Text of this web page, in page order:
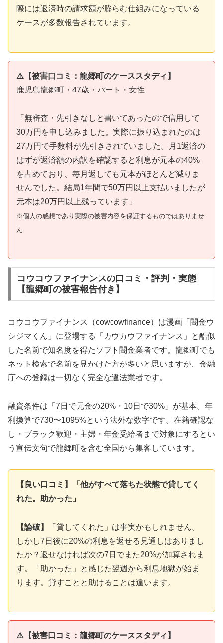
際には返済時の請求額が膨らむ仕組みになっている
ケースが多数報告されています。
⚠️【被害口コミ：龍郷町のケーススタディ】
鹿児島龍郷町・47歳・パート・女性
「無審査・先引きなしと書いてあったので信用して
30万円を申し込みました。実際に振り込まれたのは
27万円で手数料が先引きされていました。月1返済の
はずが返済額の内訳を確認すると利息が元本の40%
を占めており、毎月返しても元本がほとんど減りま
せんでした。結局1年間で50万円以上支払いましたが
元本は20万円以上残っています」
※個人の感想であり実際の被害内容を保証するものではありませ
ん
コウコウファイナンスの口コミ・評判・実態
【龍郷町の被害報告付き】
コウコウファイナンス（cowcowfinance）は漫画「闇金ウ
シジマくん」に登場する「カウカウファイナンス」と酷似
した名前で知名度を得たソフト闇金業者です。龍郷町でも
ネット検索で名前を見かけた方が多いと思いますが、金融
庁への登録は一切なく完全な違法業者です。
融資条件は「7日で元金の20%・10日で30%」が基本。年
利換算で730〜1095%という法外な数字です。在籍確認な
し・ブラック歓迎・主婦・年金受給者まで対象にするとい
う宣伝文句で龍郷町を含む全国から集客しています。
【良い口コミ】「他がすべて落ちた状態で貸してく
れた。助かった」
【論破】
「貸してくれた」は事実かもしれません。
しかし7日後に20%の利息を返せる見通しはありまし
たか？返せなければ次の7日でまた20%が加算されま
す。「助かった」と感じた翌週から利息地獄が始ま
ります。貸すことと助けることは違います。
⚠️【被害口コミ：龍郷町のケーススタディ】